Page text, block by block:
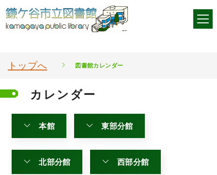
トップへ 図書館カレンダー
カレンダー
本館 東部分館
北部分館 西部分館